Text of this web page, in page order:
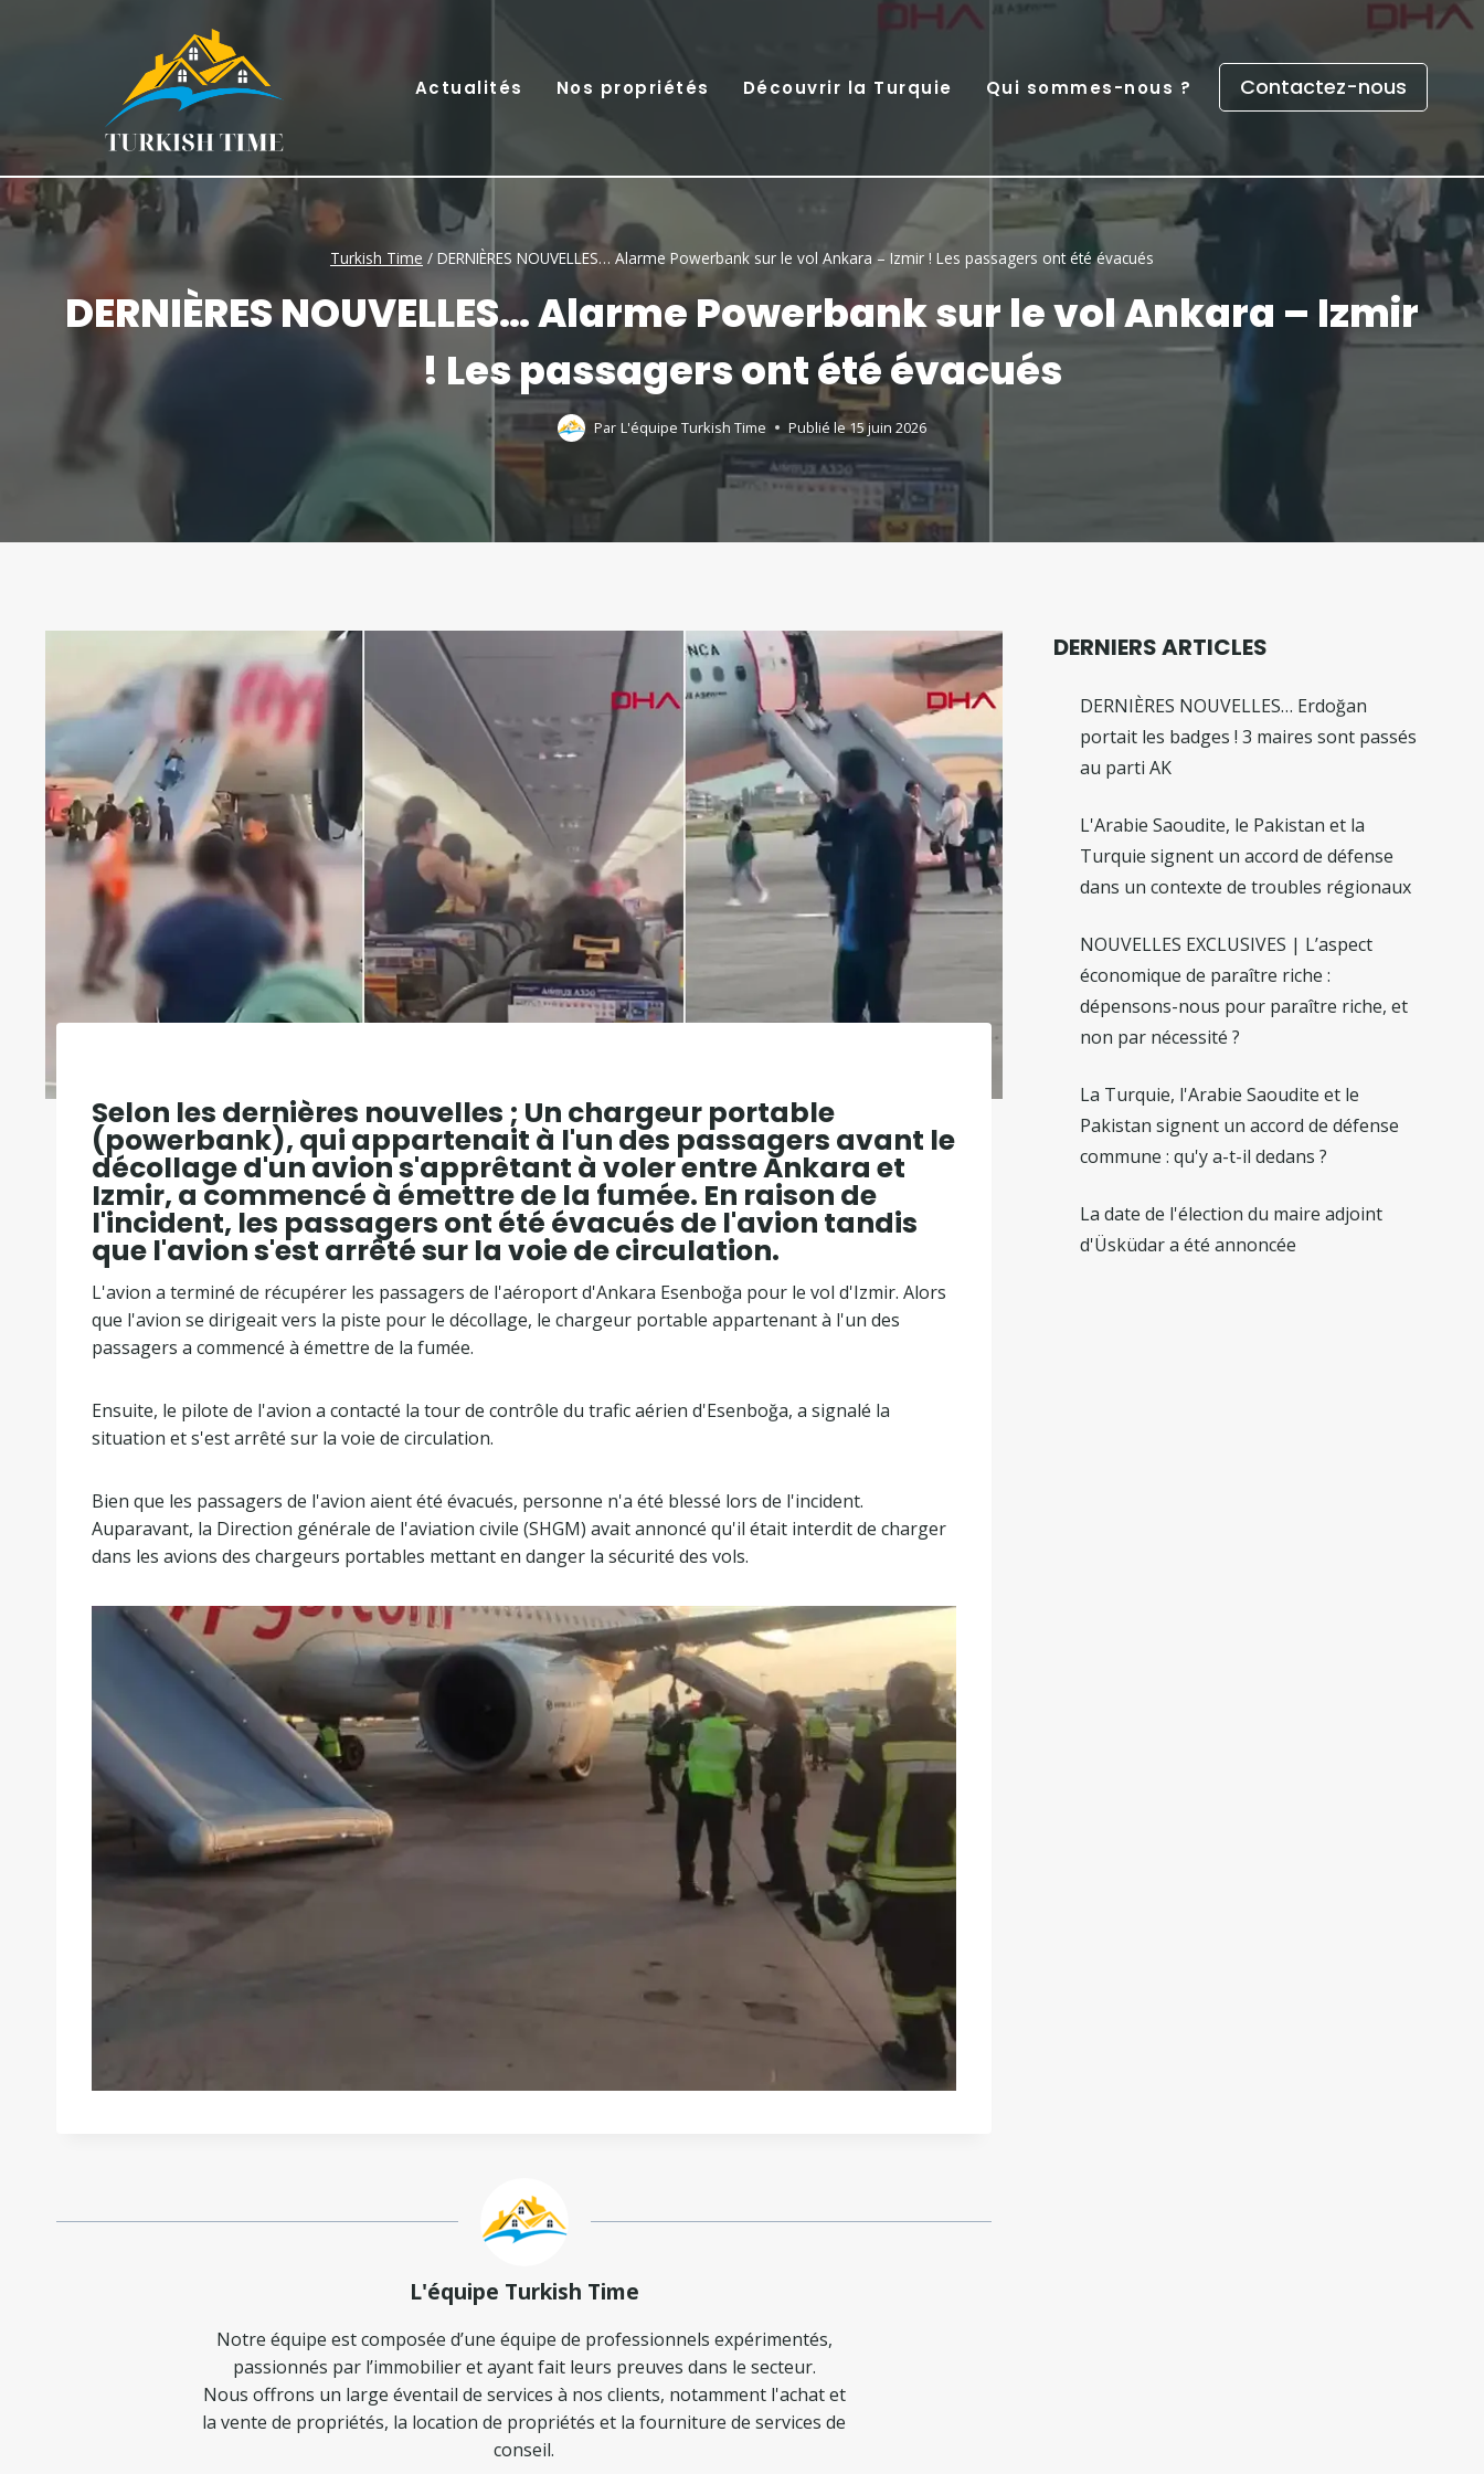
Actualités Nos propriétés Découvrir la Turquie Qui sommes-nous ? Contactez-nous
Turkish Time / DERNIÈRES NOUVELLES… Alarme Powerbank sur le vol Ankara – Izmir ! Les passagers ont été évacués
DERNIÈRES NOUVELLES… Alarme Powerbank sur le vol Ankara – Izmir
! Les passagers ont été évacués
Par L'équipe Turkish Time Publié le15 juin 2026
Selon les dernières nouvelles ; Un chargeur portable
(powerbank), qui appartenait à l'un des passagers avant le
décollage d'un avion s'apprêtant à voler entre Ankara et
Izmir, a commencé à émettre de la fumée. En raison de
l'incident, les passagers ont été évacués de l'avion tandis
que l'avion s'est arrêté sur la voie de circulation.
L'avion a terminé de récupérer les passagers de l'aéroport d'Ankara Esenboğa pour le vol d'Izmir. Alors
que l'avion se dirigeait vers la piste pour le décollage, le chargeur portable appartenant à l'un des
passagers a commencé à émettre de la fumée.
Ensuite, le pilote de l'avion a contacté la tour de contrôle du trafic aérien d'Esenboğa, a signalé la
situation et s'est arrêté sur la voie de circulation.
Bien que les passagers de l'avion aient été évacués, personne n'a été blessé lors de l'incident.
Auparavant, la Direction générale de l'aviation civile (SHGM) avait annoncé qu'il était interdit de charger
dans les avions des chargeurs portables mettant en danger la sécurité des vols.
L'équipe Turkish Time
Notre équipe est composée d’une équipe de professionnels expérimentés,
passionnés par l’immobilier et ayant fait leurs preuves dans le secteur.
Nous offrons un large éventail de services à nos clients, notamment l'achat et
la vente de propriétés, la location de propriétés et la fourniture de services de
conseil.
DERNIERS ARTICLES
DERNIÈRES NOUVELLES… Erdoğan
portait les badges ! 3 maires sont passés
au parti AK
L'Arabie Saoudite, le Pakistan et la
Turquie signent un accord de défense
dans un contexte de troubles régionaux
NOUVELLES EXCLUSIVES | L’aspect
économique de paraître riche :
dépensons-nous pour paraître riche, et
non par nécessité ?
La Turquie, l'Arabie Saoudite et le
Pakistan signent un accord de défense
commune : qu'y a-t-il dedans ?
La date de l'élection du maire adjoint
d'Üsküdar a été annoncée